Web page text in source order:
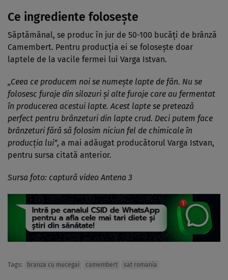
Ce ingrediente folosește
Săptămânal, se produc în jur de 50-100 bucăţi de brânză
Camembert. Pentru producția ei se folosește doar
laptele de la vacile fermei lui Varga Istvan.
„Ceea ce producem noi se numeşte lapte de fân. Nu se
folosesc furaje din silozuri şi alte furaje care au fermentat
în producerea acestui lapte. Acest lapte se pretează
perfect pentru brânzeturi din lapte crud. Deci putem face
brânzeturi fără să folosim niciun fel de chimicale în
producţia lui”, a mai adăugat producătorul Varga Istvan,
pentru sursa citată anterior.
Sursa foto: captură video Antena 3
Tags: branza cu mucegai camembert sat romania